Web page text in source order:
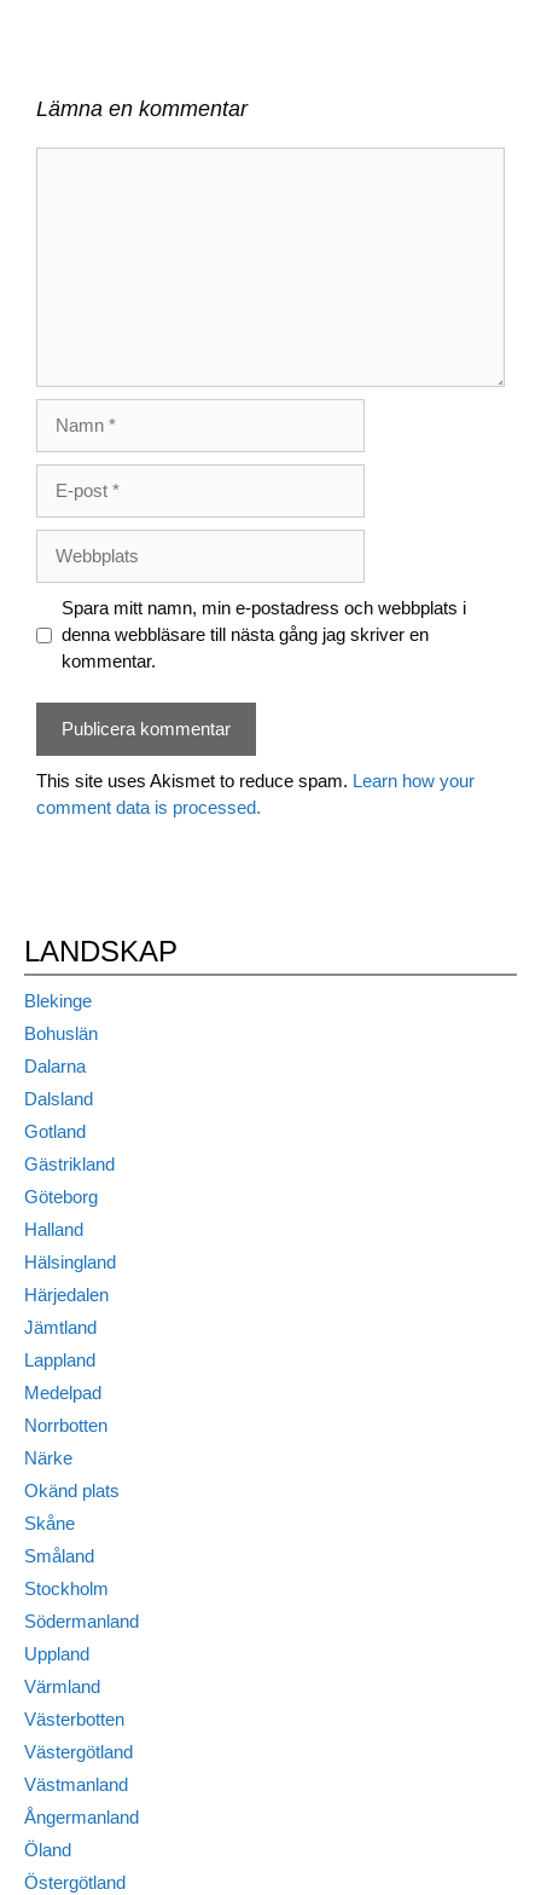
Lämna en kommentar
post
Spara mitt namn, min e-postadress och webbplats i
denna webbläsare till nästa gång jag skriver en
kommentar.
This site uses Akismet to reduce spam. Learn how your
comment data is processed.
LANDSKAP
Blekinge
Bohuslän
Dalarna
Dalsland
Gotland
Gästrikland
Göteborg
Halland
Hälsingland
Härjedalen
Jämtland
Lappland
Medelpad
Norrbotten
Närke
Okänd plats
Skåne
Småland
Stockholm
Södermanland
Uppland
Värmland
Västerbotten
Västergötland
Västmanland
Ångermanland
Öland
Östergötland